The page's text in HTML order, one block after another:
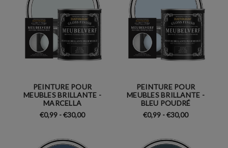
PEINTURE POUR
MEUBLES BRILLANTE -
MARCELLA
€0,99 - €30,00
PEINTURE POUR
MEUBLES BRILLANTE -
BLEU POUDRÉ
€0,99 - €30,00